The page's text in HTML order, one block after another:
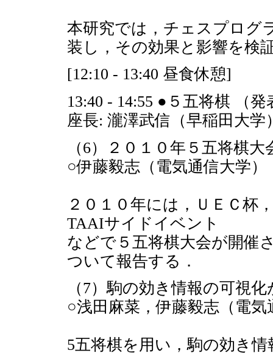
本研究では，チェスプログ
装し，その効果と影響を検
[12:10 - 13:40 昼食休憩]
13:40 - 14:55 ●５五将棋 （
座長: 瀧澤武信（早稲田大学
（6）２０１０年５五将棋大
○伊藤毅志（電気通信大学）
２０１０年には，ＵＥＣ杯
TAAIサイドイベント
などで５五将棋大会が開催
ついて報告する．
（7）駒の効き情報の可視
○浅田麻菜，伊藤毅志（電気
5五将棋を用い，駒の効き